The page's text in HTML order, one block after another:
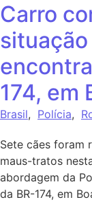
Carro
174, em
Brasil, Polícia,
Sete cães foram
maus-tratos
abordagem da
da BR-174, em